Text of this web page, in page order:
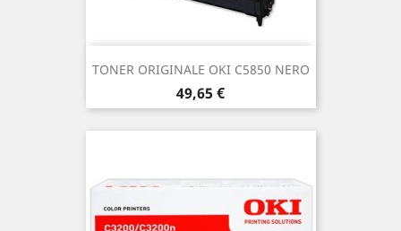
TONER ORIGINALE OKI C5850 NERO
Prezzo
49,65 €